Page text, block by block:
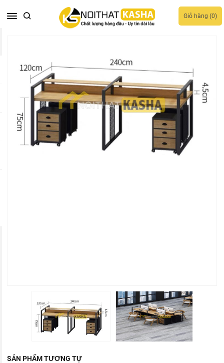
Giỏ hàng (0)
SẢN PHẨM TƯƠNG TỰ